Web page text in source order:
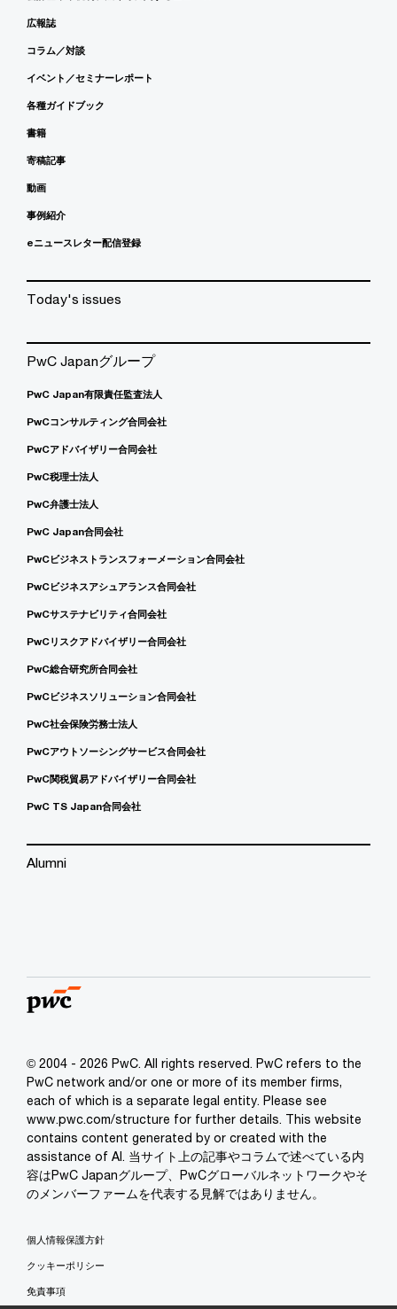
広報誌
コラム／対談
イベント／セミナーレポート
各種ガイドブック
書籍
寄稿記事
動画
事例紹介
eニュースレター配信登録
Today's issues
PwC Japanグループ
PwC Japan有限責任監査法人
PwCコンサルティング合同会社
PwCアドバイザリー合同会社
PwC税理士法人
PwC弁護士法人
PwC Japan合同会社
PwCビジネストランスフォーメーション合同会社
PwCビジネスアシュアランス合同会社
PwCサステナビリティ合同会社
PwCリスクアドバイザリー合同会社
PwC総合研究所合同会社
PwCビジネスソリューション合同会社
PwC社会保険労務士法人
PwCアウトソーシングサービス合同会社
PwC関税貿易アドバイザリー合同会社
PwC TS Japan合同会社
Alumni
© 2004 - 2026 PwC. All rights reserved. PwC refers to the
PwC network and/or one or more of its member firms,
each of which is a separate legal entity. Please see
www.pwc.com/structure for further details. This website
contains content generated by or created with the
assistance of AI. 当サイト上の記事やコラムで述べている内
容はPwC Japanグループ、PwCグローバルネットワークやそ
のメンバーファームを代表する見解ではありません。
個人情報保護方針
クッキーポリシー
免責事項